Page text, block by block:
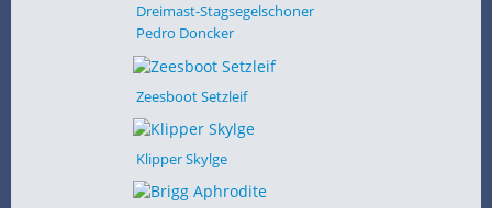
Dreimast-Stagsegelschoner
Pedro Doncker
Zeesboot Setzleif
Klipper Skylge